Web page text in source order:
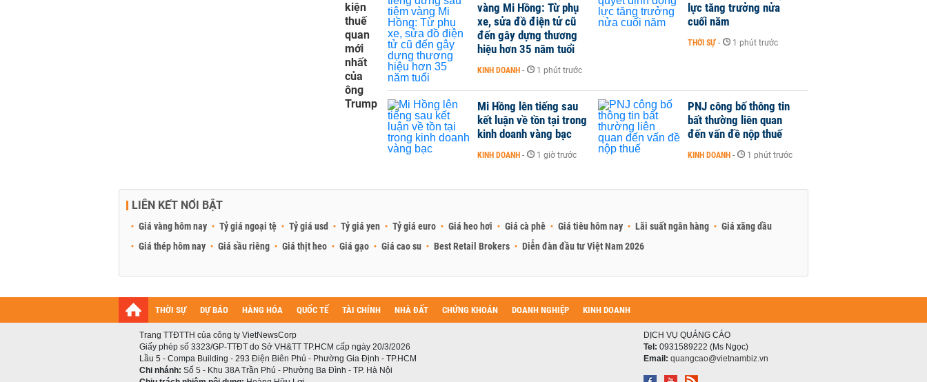
kiện
thuế
quan
mới
nhất
của
ông
Trump
vàng Mi Hồng: Từ phụ
xe, sửa đồ điện tử cũ
đến gây dựng thương
hiệu hơn 35 năm tuổi
KINH DOANH - 1 phút trước
lực tăng trưởng nửa
cuối năm
THỜI SỰ - 1 phút trước
Mi Hồng lên tiếng sau
kết luận về tồn tại trong
kinh doanh vàng bạc
KINH DOANH - 1 giờ trước
PNJ công bố thông tin
bất thường liên quan
đến vấn đề nộp thuế
KINH DOANH - 1 phút trước
LIÊN KẾT NỔI BẬT
Giá vàng hôm nay Tỷ giá ngoại tệ Tỷ giá usd Tỷ giá yen Tỷ giá euro Giá heo hơi Giá cà phê Giá tiêu hôm nay Lãi suất ngân hàng
Giá xăng dầu
Giá thép hôm nay
Giá sầu riêng Giá thịt heo Giá gạo Giá cao su Best Retail Brokers Diễn đàn đầu tư Việt Nam 2026
THỜI SỰ DỰ BÁO HÀNG HÓA QUỐC TẾ TÀI CHÍNH NHÀ ĐẤT CHỨNG KHOÁN DOANH NGHIỆP KINH DOANH
Trang TTĐTTH của công ty VietNewsCorp
Giấy phép số 3323/GP-TTĐT do Sở VH&TT TP.HCM cấp ngày 20/3/2026
Lầu 5 - Compa Building - 293 Điện Biên Phủ - Phường Gia Định - TP.HCM
Chi nhánh: Số 5 - Khu 38A Trần Phú - Phường Ba Đình - TP. Hà Nội
DỊCH VỤ QUẢNG CÁO
Tel: 0931589222 (Ms Ngọc)
Email: quangcao@vietnambiz.vn